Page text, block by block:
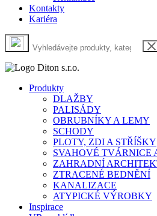
Kontakty
Kariéra
Produkty
DLAŽBY
PALISÁDY
OBRUBNÍKY A LEMY
SCHODY
PLOTY, ZDI A STŘÍŠKY
SVAHOVÉ TVÁRNICE
ZAHRADNÍ
ZTRACENÉ BEDNĚNÍ
KANALIZACE
ATYPICKÉ VÝROBKY
Inspirace